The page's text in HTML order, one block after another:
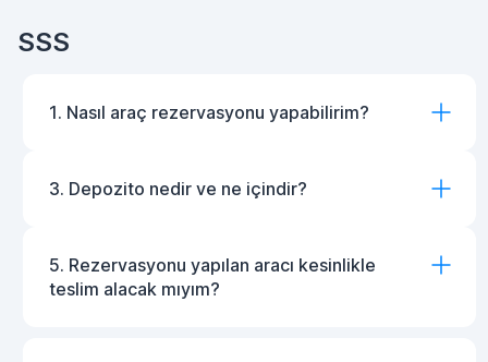
SSS
1. Nasıl araç rezervasyonu yapabilirim?
3. Depozito nedir ve ne içindir?
5. Rezervasyonu yapılan aracı kesinlikle
teslim alacak mıyım?